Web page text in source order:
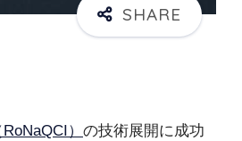
） の技術展開に成功